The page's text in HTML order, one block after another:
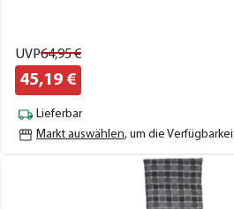
UVP64,95€
45,19 €
Lieferbar
Markt auswählen, um die